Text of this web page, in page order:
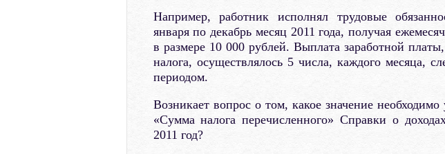
Например, работник исполнял трудовые
января по декабрь месяц 2011 года, получая
в размере 10 000 рублей. Выплата заработной
налога, осуществлялось 5 числа, каждого месяца,
периодом.
Возникает вопрос о том, какое значение необходимо
«Сумма налога перечисленного» Справки о
2011 год?